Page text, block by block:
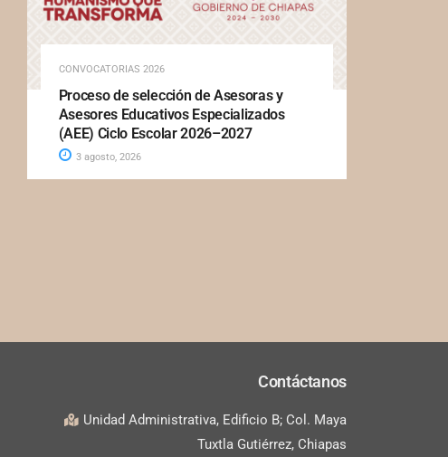
CONVOCATORIAS 2026
Proceso de selección de Asesoras y
Asesores Educativos Especializados
(AEE) Ciclo Escolar 2026–2027
3 agosto, 2026
Contáctanos
Unidad Administrativa, Edificio B; Col. Maya
Tuxtla Gutiérrez, Chiapas